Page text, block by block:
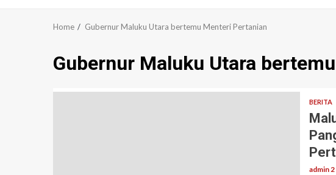
Home Gubernur Maluku Utara bertemu Menteri Pertanian
Gubernur Maluku Utara
BERITA
admin 2